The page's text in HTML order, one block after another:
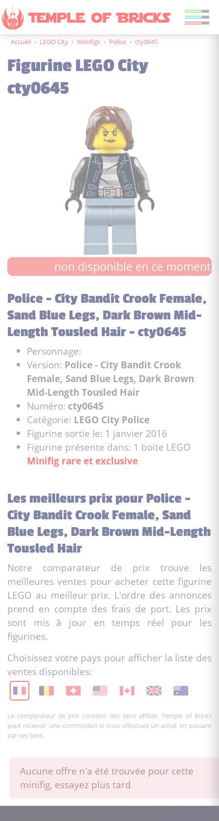
Accueil › LEGO City › Minifigs › Police › cty0645
Figurine LEGO City
cty0645
non disponible en ce moment
Police - City Bandit Crook Female,
Sand Blue Legs, Dark Brown Mid-
Length Tousled Hair - cty0645
Personnage:
Version: Police - City Bandit Crook
Female, Sand Blue Legs, Dark Brown
Mid-Length Tousled Hair
Numéro: cty0645
Catégorie: LEGO City Police
Figurine sortie le: 1 janvier 2016
Figurine présente dans: 1 boite LEGO
Minifig rare et exclusive
Les meilleurs prix pour Police -
City Bandit Crook Female, Sand
Blue Legs, Dark Brown Mid-Length
Tousled Hair
Notre comparateur de prix trouve les
meilleures ventes pour acheter cette figurine
LEGO au meilleur prix. L'ordre des annonces
prend en compte des frais de port. Les prix
sont mis à jour en temps réel pour les
figurines.
Choisissez votre pays pour afficher la liste des
ventes disponibles:
Le comparateur de prix contient des liens affiliés. Temple of Bricks
peut recevoir une commission si vous effectuez un achat en passant
par ces liens.
Aucune offre n'a été trouvée pour cette
minifig, essayez plus tard